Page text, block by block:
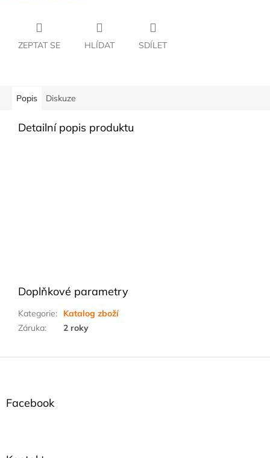
ZEPTAT SE HLÍDAT SDÍLET
Popis Diskuze
Detailní popis produktu
Doplňkové parametry
Kategorie:
Katalog zboží
Záruka: 2 roky
Z
Facebook